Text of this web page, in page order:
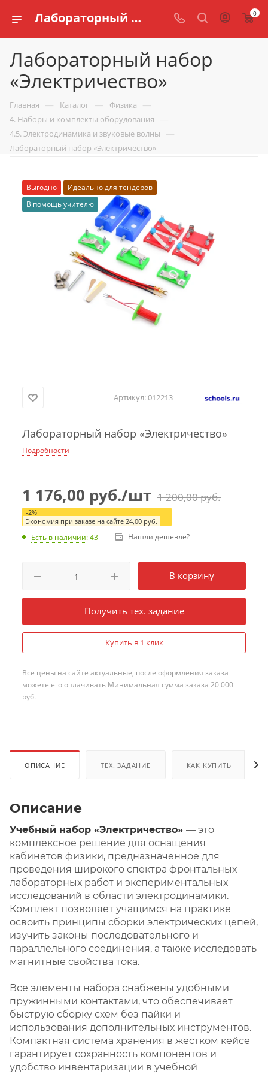
Лабораторный набор «Электричество» купить для кабинета физики по доступной цене в интернет магазине schools.ru 0
Лабораторный набор
«Электричество»
Главная — Каталог — Физика —
4. Наборы и комплекты оборудования —
4.5. Электродинамика и звуковые волны —
Лабораторный набор «Электричество»
Выгодно
Идеально для тендеров
В помощь учителю
Артикул:012213
Лабораторный набор «Электричество»
Подробности
1 176,00 руб./шт 1 200,00руб.
-2%
Экономия при заказе на сайте 24,00 руб.
Есть в наличии: 43 Нашли дешевле?
В корзину
Получить тех. задание
Купить в 1 клик
Все цены на сайте актуальные, после оформления заказа
можете его оплачивать Минимальная сумма заказа 20 000
руб.
ОПИСАНИЕ ТЕХ. ЗАДАНИЕ КАК КУПИТЬ
Описание
Учебный набор «Электричество» — это
комплексное решение для оснащения
кабинетов физики, предназначенное для
проведения широкого спектра фронтальных
лабораторных работ и экспериментальных
исследований в области электродинамики.
Комплект позволяет учащимся на практике
освоить принципы сборки электрических цепей,
изучить законы последовательного и
параллельного соединения, а также исследовать
магнитные свойства тока.
Все элементы набора снабжены удобными
пружинными контактами, что обеспечивает
быструю сборку схем без пайки и
использования дополнительных инструментов.
Компактная система хранения в жестком кейсе
гарантирует сохранность компонентов и
удобство инвентаризации в учебной